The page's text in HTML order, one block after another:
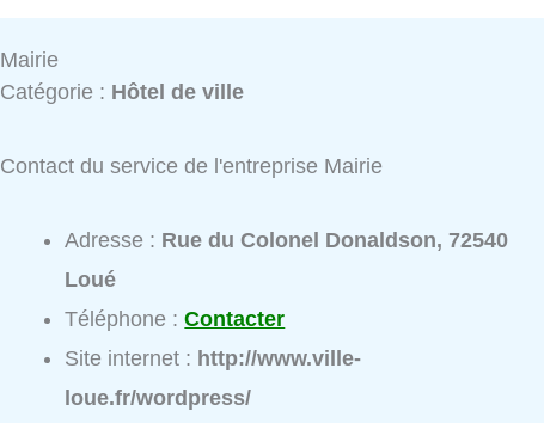
Mairie
Catégorie : Hôtel de ville
Contact du service de l'entreprise Mairie
Adresse : Rue du Colonel Donaldson, 72540
Loué
Téléphone :Contacter
Site internet : http://www.ville-
loue.fr/wordpress/